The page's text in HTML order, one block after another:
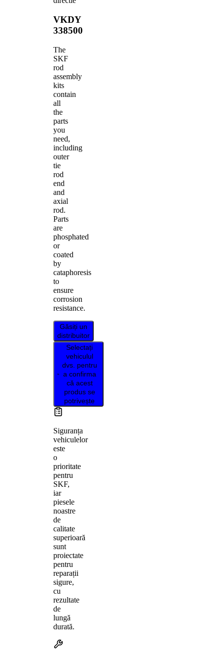
VKDY
338500
The
SKF
rod
assembly
kits
contain
all
the
parts
you
need,
including
outer
tie
rod
end
and
axial
rod.
Parts
are
phosphated
or
coated
by
cataphoresis
to
ensure
corrosion
resistance.
Găsiți un
distribuitor
Selectați
vehiculul
dvs. pentru
a confirma
că acest
produs se
potrivește
Siguranța
vehiculelor
este
o
prioritate
pentru
SKF,
iar
piesele
noastre
de
calitate
superioară
sunt
proiectate
pentru
reparații
sigure,
cu
rezultate
de
lungă
durată.